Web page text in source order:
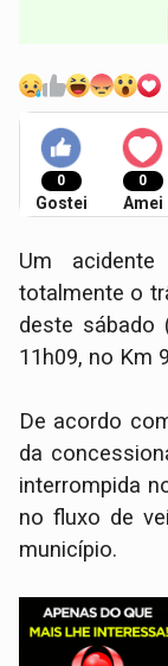
0
Gostei
0
Amei
Um
totalmente o
deste sábado
11h09, no Km
De acordo
da
interrompida
no fluxo de
município.